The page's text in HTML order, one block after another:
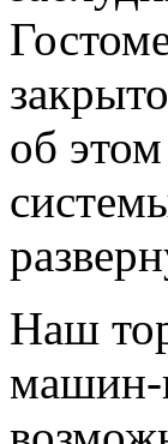
об
Наш
машин-